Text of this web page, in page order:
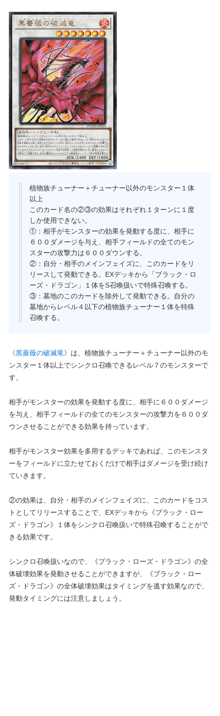
植物族チューナー＋チューナー以外のモンスター１体
以上
このカード名の②③の効果はそれぞれ１ターンに１度
しか使用できない。
①：相手がモンスターの効果を発動する度に、相手に
６００ダメージを与え、相手フィールドの全てのモン
スターの攻撃力は６００ダウンする。
②：自分・相手のメインフェイズに、このカードをリ
リースして発動できる。EXデッキから「ブラック・ロ
ーズ・ドラゴン」１体をS召喚扱いで特殊召喚する。
③：墓地のこのカードを除外して発動できる。自分の
墓地からレベル４以下の植物族チューナー１体を特殊
召喚する。
《黒薔薇の破滅竜》 は、植物族チューナー＋チューナー以外のモ
ンスター１体以上でシンクロ召喚できるレベル７のモンスターで
す。
相手がモンスターの効果を発動する度に、相手に６００ダメージ
を与え、相手フィールドの全てのモンスターの攻撃力を６００ダ
ウンさせることができる効果を持っています。
相手がモンスター効果を多用するデッキであれば、このモンスタ
ーをフィールドに立たせておくだけで相手はダメージを受け続け
ていきます。
②の効果は、自分・相手のメインフェイズに、このカードをコス
トとしてリリースすることで、EXデッキから《ブラック・ロー
ズ・ドラゴン》１体をシンクロ召喚扱いで特殊召喚することがで
きる効果です。
シンクロ召喚扱いなので、《ブラック・ローズ・ドラゴン》の全
体破壊効果を発動させることができますが、《ブラック・ロー
ズ・ドラゴン》の全体破壊効果はタイミングを逃す効果なので、
発動タイミングには注意しましょう。